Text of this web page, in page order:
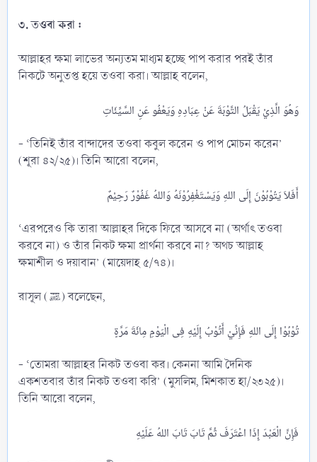
৩. তওবা করা :
আল্লাহর ক্ষমা লাভের অন্যতম মাধ্যম হচ্ছে পাপ করার পরই তাঁর
নিকটে অনুতপ্ত হয়ে তওবা করা। আল্লাহ বলেন,
- ‘তিনিই তাঁর বান্দাদের তওবা কবুল করেন ও পাপ মোচন করেন’
(শূরা ৪২/২৫)। তিনি আরো বলেন,
‘এরপরেও কি তারা আল্লাহর দিকে ফিরে আসবে না (অর্থাৎ তওবা
করবে না) ও তাঁর নিকট ক্ষমা প্রার্থনা করবে না? অথচ আল্লাহ
ক্ষমাশীল ও দয়াবান’ (মায়েদাহ ৫/৭৪)।
রাসূল (ﷺ) বলেছেন,
- ‘তোমরা আল্লাহর নিকট তওবা কর। কেননা আমি দৈনিক
একশতবার তাঁর নিকট তওবা করি’ (মুসলিম, মিশকাত হা/২৩২৫)।
তিনি আরো বলেন,